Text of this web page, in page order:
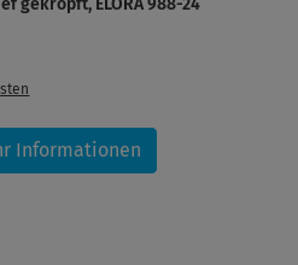
gekröpft, ELORA 988-24
Informationen